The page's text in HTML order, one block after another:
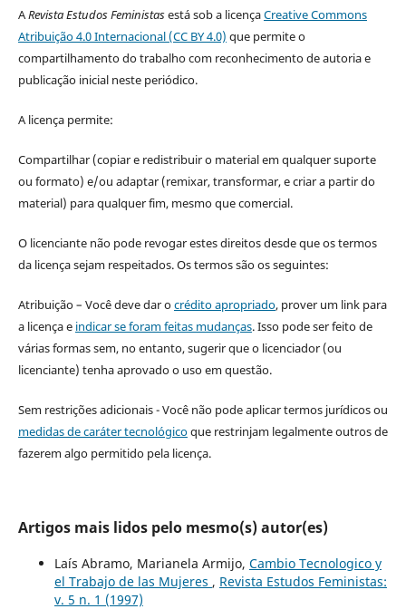
ARevista Estudos Feministasestá sob a licençaCreative Commons
Atribuição 4.0 Internacional (CC BY 4.0) que permite o
compartilhamento do trabalho com reconhecimento de autoria e
publicação inicial neste periódico.
A licença permite:
Compartilhar (copiar e redistribuir o material em qualquer suporte
ou formato) e/ou adaptar (remixar, transformar, e criar a partir do
material) para qualquer fim, mesmo que comercial.
O licenciante não pode revogar estes direitos desde que os termos
da licença sejam respeitados. Os termos são os seguintes:
Atribuição – Você deve dar ocrédito apropriado, prover um link para
a licença e indicar se foram feitas mudanças. Isso pode ser feito de
várias formas sem, no entanto, sugerir que o licenciador (ou
licenciante) tenha aprovado o uso em questão.
Sem restrições adicionais - Você não pode aplicar termos jurídicos ou
medidas de caráter tecnológicoque restrinjam legalmente outros de
fazerem algo permitido pela licença.
Artigos mais lidos pelo mesmo(s) autor(es)
Laís Abramo, Marianela Armijo, Cambio Tecnologico y
el Trabajo de las Mujeres , Revista Estudos Feministas:
v. 5 n. 1 (1997)